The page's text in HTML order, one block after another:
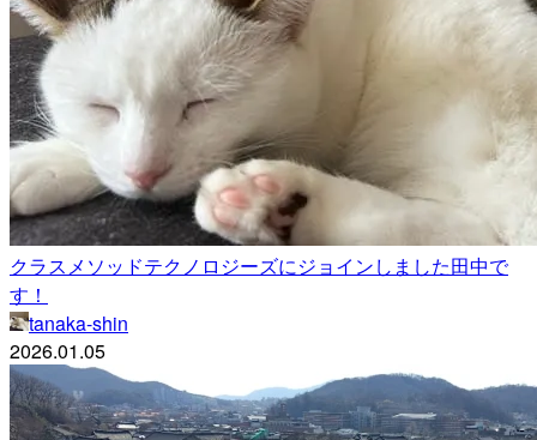
クラスメソッドテクノロジーズにジョインしました田中で
す！
tanaka-shin
2026.01.05